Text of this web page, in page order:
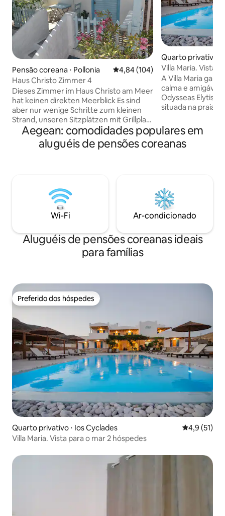
Pensão coreana ⋅ Pollonia 4,84 de uma avaliação média de
4,84 (104)
Haus Christo Zimmer 4
Dieses Zimmer im Haus Christo am Meer
hat keinen direkten Meerblick Es sind
aber nur wenige Schritte zum kleinen
Strand, unseren Sitzplätzen mit Grillplatz
am Meer mit Sonnenuntergang .Es ist
einfach/traditionell, zweckmäßig
eingerichtet. Modernen Chic gibt es
Kochutensilien.. Es gibt kein Fernsehen
(außer vom Strand aufs Meer).
Quarto privativo ⋅
Villa Maria. Vista
A Villa Maria
calma e amigável
Odysseas Elytis.
situada na praia
hospitalidade
ano após ano
Aegean: comodidades populares em
aluguéis de pensões coreanas
Wi-Fi Ar-condicionado
Aluguéis de pensões coreanas ideais
para famílias
Preferido dos hóspedes
Preferido dos hóspedes
Quarto privativo ⋅ Ios Cyclades 4,9 de uma
4,9 (51)
Villa Maria. Vista para o mar 2 hóspedes